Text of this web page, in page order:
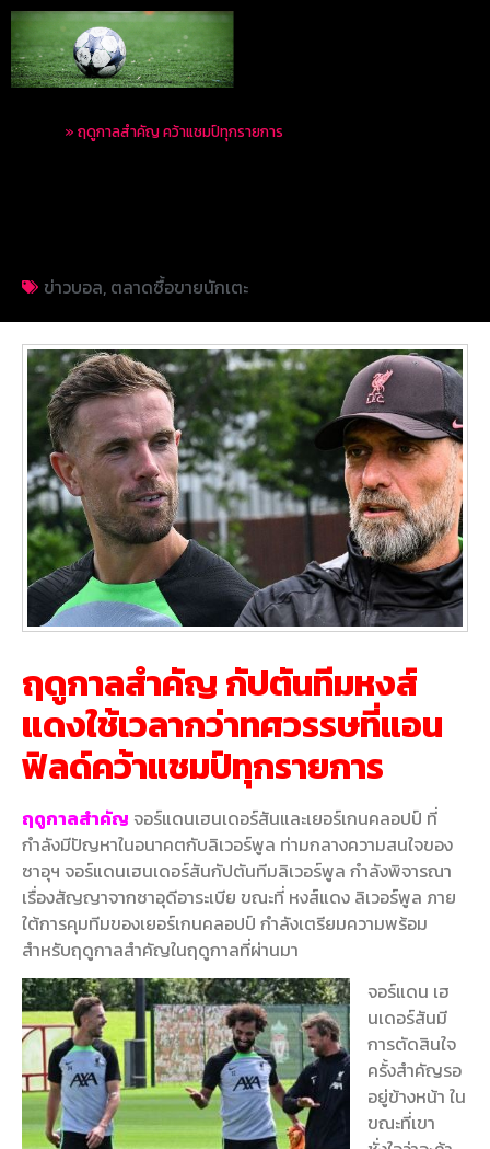
» ฤดูกาลสำคัญ คว้าแชมป์ทุกรายการ
ข่าวบอล, ตลาดซื้อขายนักเตะ
ฤดูกาลสำคัญ กัปตันทีมหงส์
แดงใช้เวลากว่าทศวรรษที่แอน
ฟิลด์คว้าแชมป์ทุกรายการ
ฤดูกาลสำคัญ จอร์แดนเฮนเดอร์สันและเยอร์เกนคลอปป์ ที่
กำลังมีปัญหาในอนาคตกับลิเวอร์พูล ท่ามกลางความสนใจของ
ซาอุฯ จอร์แดนเฮนเดอร์สันกัปตันทีมลิเวอร์พูล กำลังพิจารณา
เรื่องสัญญาจากซาอุดีอาระเบีย ขณะที่ หงส์แดง ลิเวอร์พูล ภาย
ใต้การคุมทีมของเยอร์เกนคลอปป์ กำลังเตรียมความพร้อม
สำหรับฤดูกาลสำคัญในฤดูกาลที่ผ่านมา
จอร์แดน เฮ
นเดอร์สันมี
การตัดสินใจ
ครั้งสำคัญรอ
อยู่ข้างหน้า ใน
ขณะที่เขา